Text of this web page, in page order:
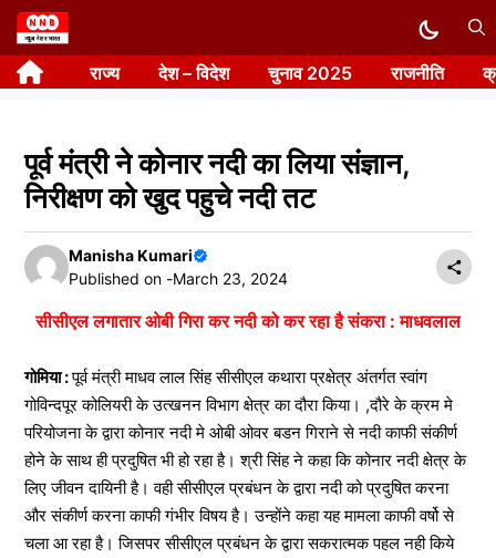
Skip
to
content राज्य देश – विदेश चुनाव 2025 राजनीति
पूर्व मंत्री ने कोनार नदी का लिया संज्ञान,
निरीक्षण को खुद पहुचे नदी तट
Manisha Kumari
Published on -March 23, 2024
सीसीएल लगातार ओबी गिरा कर नदी को कर रहा है संकरा : माधवलाल
गोमिया :पूर्व मंत्री माधव लाल सिंह सीसीएल कथारा प्रक्षेत्र अंतर्गत‌ स्वांग
गोविन्दपूर कोलियरी के उत्खनन विभाग क्षेत्र का दौरा किया। ,दौरे के क्रम मे
परियोजना के द्वारा कोनार नदी मे ओबी ओवर बडन गिराने से नदी काफी संकीर्ण
होने के साथ ही प्रदुषित भी हो रहा है। श्री सिंह ने कहा कि कोनार नदी क्षेत्र के
लिए जीवन दायिनी है। वही सीसीएल प्रबंधन के द्वारा नदी को प्रदुषित करना
और संकीर्ण करना काफी गंभीर विषय है। उन्होंने कहा यह मामला काफी वर्षो से
चला आ रहा है। जिसपर सीसीएल प्रबंधन के द्वारा सकरात्मक पहल नही किये